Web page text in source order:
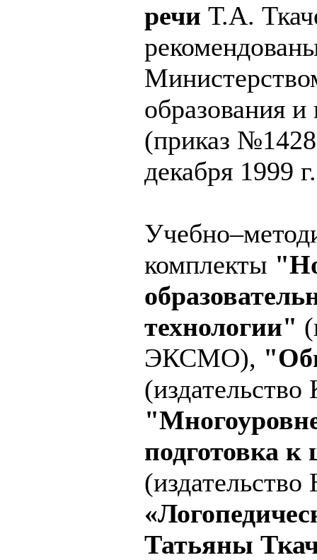
речи Т.А.
образования
(приказ
декабря 1999
комплекты
технологии"
ЭКСМО),
подготовка
Татьяны